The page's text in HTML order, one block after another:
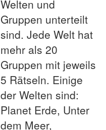
Welten und
Gruppen unterteilt
sind. Jede Welt hat
mehr als 20
Gruppen mit jeweils
5 Rätseln. Einige
der Welten sind:
Planet Erde, Unter
dem Meer,